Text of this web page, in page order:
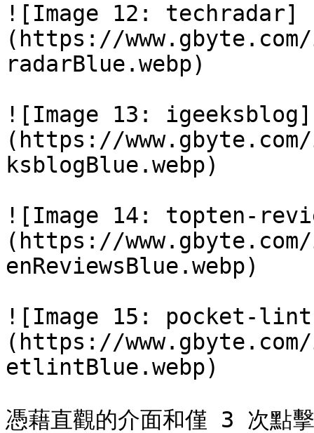
![Image 12: techradar]
(https://
radarBlue.webp)
![Image 13: igeeksblog]
(https://
ksblogBlue.webp)
![Image 14: topten-
(https://
enReviewsBlue.webp)
![Image 15: pocket-
(https://www.gbyte.com/
etlintBlue.webp)
憑藉直觀的介面和僅 3 次點